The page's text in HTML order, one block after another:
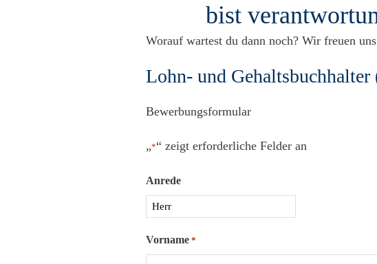
bist
Worauf wartest du dann noch? Wir freuen
Lohn- und
Bewerbungsformular
„*“ zeigt erforderliche Felder an
Anrede
Vorname *